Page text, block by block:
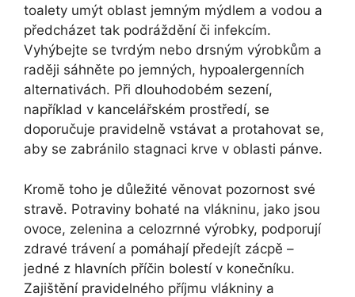
toalety umýt oblast jemným mýdlem a vodou a
předcházet tak podráždění či infekcím.
Vyhýbejte se tvrdým nebo drsným výrobkům a
raději sáhněte po jemných, hypoalergenních
alternativách. Při dlouhodobém sezení,
například v kancelářském prostředí, se
doporučuje pravidelně vstávat a protahovat se,
aby se zabránilo stagnaci krve v oblasti pánve.
Kromě toho je důležité věnovat pozornost své
stravě. Potraviny bohaté na vlákninu, jako jsou
ovoce, zelenina a celozrnné výrobky, podporují
zdravé trávení a pomáhají předejít zácpě –
jedné z hlavních příčin bolestí v konečníku.
Zajištění pravidelného příjmu vlákniny a